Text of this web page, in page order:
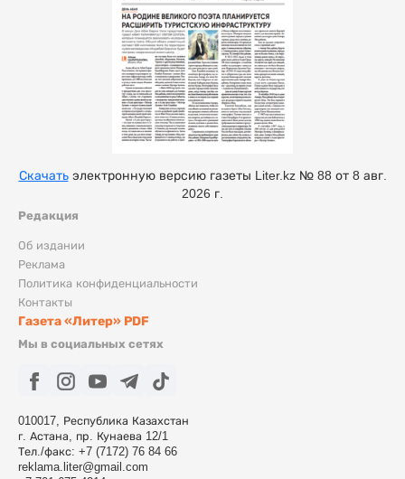
Редакция
Об издании
Реклама
Политика конфиденциальности
Контакты
Газета «Литер» PDF
Мы в социальных сетях
010017, Республика Казахстан
г. Астана, пр. Кунаева 12/1
Тел./факс: +7 (7172) 76 84 66
reklama.liter@gmail.com
Скачатьэлектронную версию газеты Liter.kz № 88 от 8 авг.
2026 г.